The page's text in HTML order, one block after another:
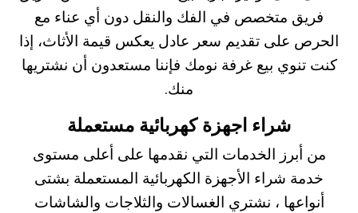
فريق متخصص في الفك والنقل دون أي عناء مع
الحرص على تقديم سعر عادل يعكس قيمة الأثاث، إذا
كنت تنوي بيع غرفة نومك فإننا مستعدون أن نشتريها
منك.
شراء اجهزة كهربائية مستعملة
من أبرز الخدمات التي نقدمها على أعلى مستوى
خدمة شراء الأجهزة الكهربائية المستعملة بشتى
أنواعها ، نشتري الغسالات والثلاجات والشاشات